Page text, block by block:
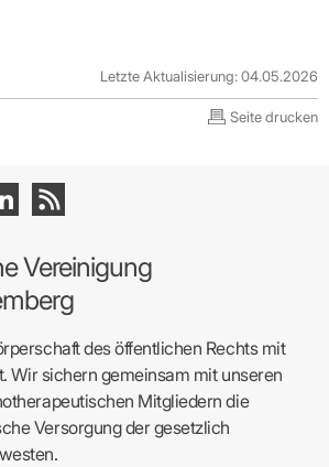
Letzte Aktualisierung: 04.05.2026
Seite drucken
Vereinigung
des öffentlichen Rechts mit
Wir sichern gemeinsam mit unseren
Mitgliedern die
Versorgung der gesetzlich